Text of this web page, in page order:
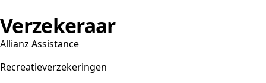
Verzekeraar
Allianz Assistance
Recreatieverzekeringen